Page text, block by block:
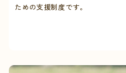
ための支援制度です。